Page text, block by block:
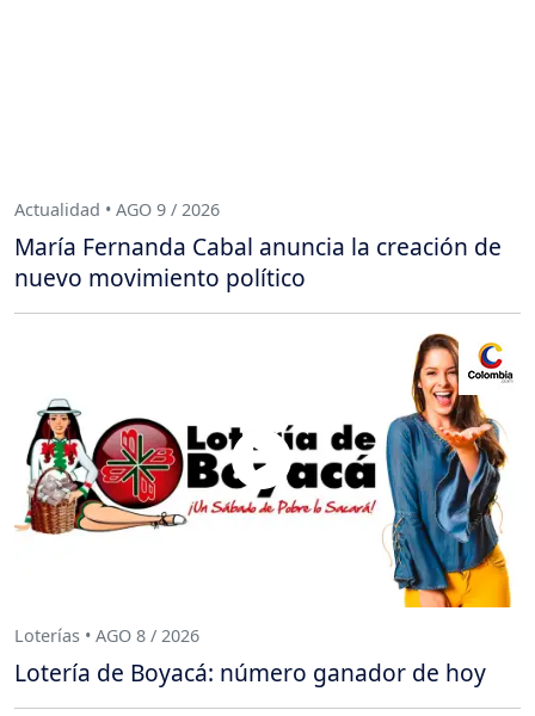
Actualidad • AGO 9 / 2026
María Fernanda Cabal anuncia la creación de
nuevo movimiento político
Loterías • AGO 8 / 2026
Lotería de Boyacá: número ganador de hoy